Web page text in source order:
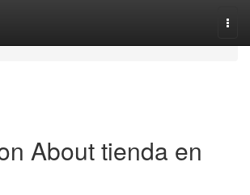
About tienda en